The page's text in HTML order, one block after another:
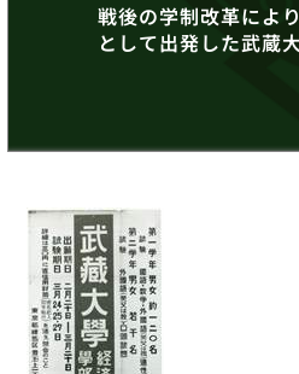
戦後の学制改革によ
として出発した武蔵